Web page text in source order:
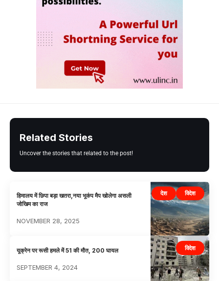
Related Stories
Uncover the stories that related to the post!
देश विदेश
हिमालय में छिपा बड़ा खतरा,नया भूकंप मैप खोलेगा असली
जोखिम का राज
NOVEMBER 28, 2025
विदेश
यूक्रेन पर रूसी हमले में 51 की मौत, 200 घायल
SEPTEMBER 4, 2024